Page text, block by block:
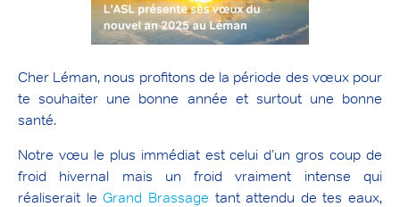
Cher Léman, nous profitons de la période des vœux pour
te souhaiter une bonne année et surtout une bonne
santé.
Notre vœu le plus immédiat est celui d’un gros coup de
froid hivernal mais un froid vraiment intense qui
réaliserait leGrand Brassage tant attendu de tes eaux,